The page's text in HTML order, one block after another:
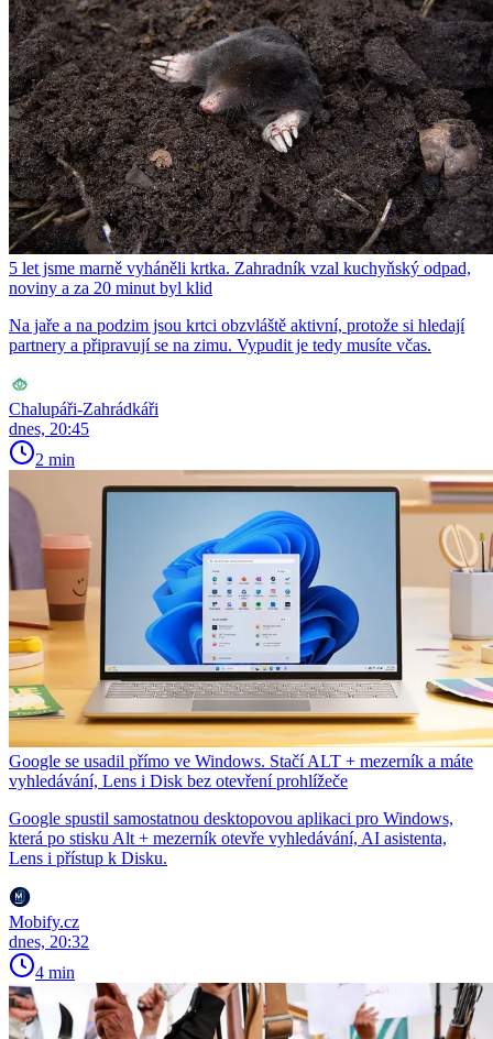
5 let jsme marně vyháněli krtka. Zahradník vzal kuchyňský odpad,
noviny a za 20 minut byl klid
Na jaře a na podzim jsou krtci obzvláště aktivní, protože si hledají
partnery a připravují se na zimu. Vypudit je tedy musíte včas.
Chalupáři-Zahrádkáři
dnes, 20:45
2 min
Google se usadil přímo ve Windows. Stačí ALT + mezerník a máte
vyhledávání, Lens i Disk bez otevření prohlížeče
Google spustil samostatnou desktopovou aplikaci pro Windows,
která po stisku Alt + mezerník otevře vyhledávání, AI asistenta,
Lens i přístup k Disku.
Mobify.cz
dnes, 20:32
4 min